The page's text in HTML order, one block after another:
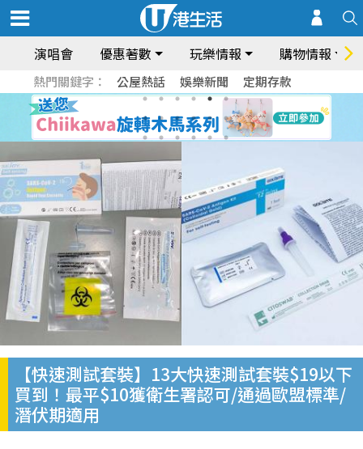
演唱會 優惠著數 玩樂情報 購物情報
熱門關鍵字： 公屋熱話 娛樂新聞 定期存款
【快速測試套裝】13大快速測試套裝$19以下
買到！最平$10獲衛生署認可/通過歐盟標準/
潛伏期適用